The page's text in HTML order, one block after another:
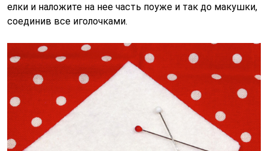
елки и наложите на нее часть поуже и так до макушки,
соединив все иголочками.